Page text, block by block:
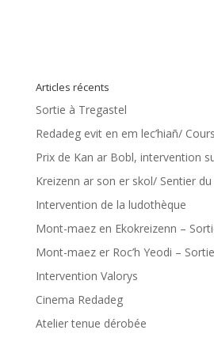
Articles récents
Sortie à Tregastel
Redadeg evit en em lec’hiañ/
Prix de Kan ar Bobl, intervention
Kreizenn ar son er skol/ Sentier du
Intervention de la ludothèque
Mont-maez en Ekokreizenn –
Mont-maez er Roc’h Yeodi –
Intervention Valorys
Cinema Redadeg
Atelier tenue dérobée